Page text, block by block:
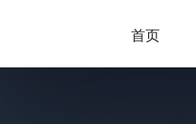
首页